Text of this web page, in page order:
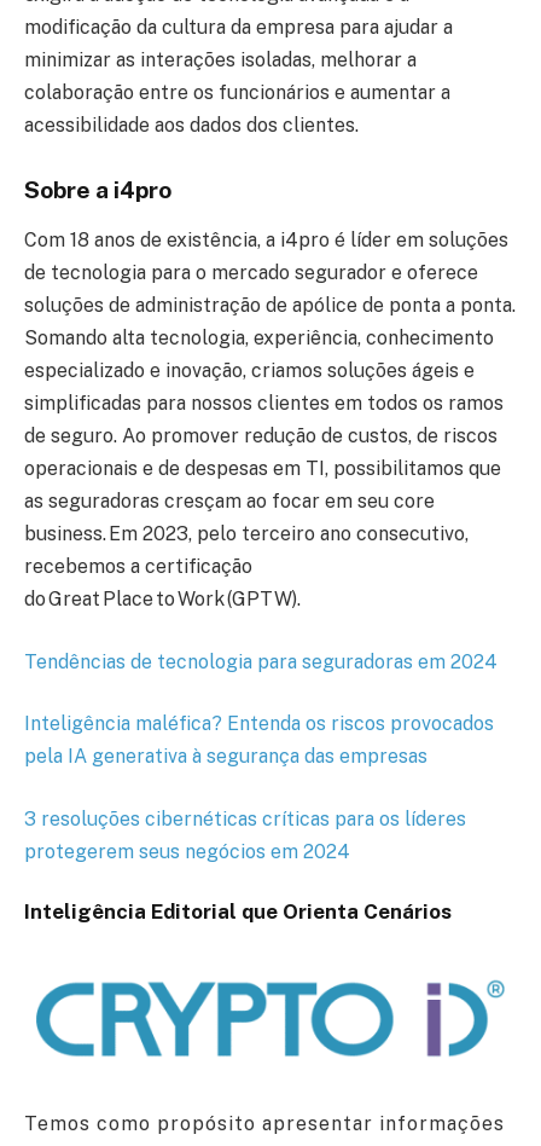
modificação da cultura da empresa para ajudar a
minimizar as interações isoladas, melhorar a
colaboração entre os funcionários e aumentar a
acessibilidade aos dados dos clientes.
Sobre a i4pro
Com 18 anos de existência, a i4pro é líder em soluções
de tecnologia para o mercado segurador e oferece
soluções de administração de apólice de ponta a ponta.
Somando alta tecnologia, experiência, conhecimento
especializado e inovação, criamos soluções ágeis e
simplificadas para nossos clientes em todos os ramos
de seguro. Ao promover redução de custos, de riscos
operacionais e de despesas em TI, possibilitamos que
as seguradoras cresçam ao focar em seu core
business. Em 2023, pelo terceiro ano consecutivo,
recebemos a certificação
do Great Place to Work (GPTW).
Tendências de tecnologia para seguradoras em 2024
Inteligência maléfica? Entenda os riscos provocados
pela IA generativa à segurança das empresas
3 resoluções cibernéticas críticas para os líderes
protegerem seus negócios em 2024
Inteligência Editorial que Orienta Cenários
Temos como propósito apresentar informações